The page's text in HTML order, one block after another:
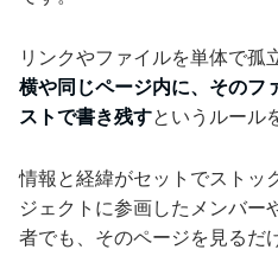
リンクやファイルを単体で孤
横や同じページ内に、そのフ
ストで書き残すというルール
情報と経緯がセットでストッ
ジェクトに参画したメンバー
者でも、そのページを見るだ